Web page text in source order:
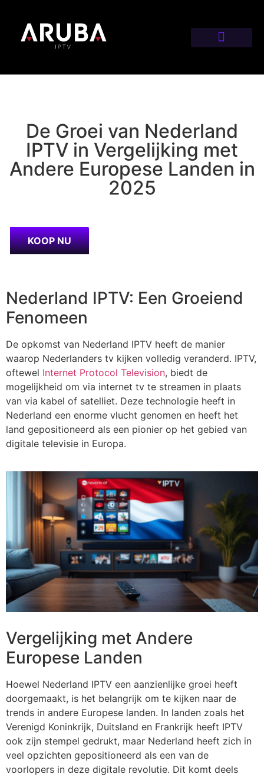
De Groei van Nederland
IPTV in Vergelijking met
Andere Europese Landen in
2025
KOOP NU
Nederland IPTV: Een Groeiend
Fenomeen
De opkomst van Nederland IPTV heeft de manier
waarop Nederlanders tv kijken volledig veranderd. IPTV,
oftewel Internet Protocol Television, biedt de
mogelijkheid om via internet tv te streamen in plaats
van via kabel of satelliet. Deze technologie heeft in
Nederland een enorme vlucht genomen en heeft het
land gepositioneerd als een pionier op het gebied van
digitale televisie in Europa.
Vergelijking met Andere
Europese Landen
Hoewel Nederland IPTV een aanzienlijke groei heeft
doorgemaakt, is het belangrijk om te kijken naar de
trends in andere Europese landen. In landen zoals het
Verenigd Koninkrijk, Duitsland en Frankrijk heeft IPTV
ook zijn stempel gedrukt, maar Nederland heeft zich in
veel opzichten gepositioneerd als een van de
voorlopers in deze digitale revolutie. Dit komt deels